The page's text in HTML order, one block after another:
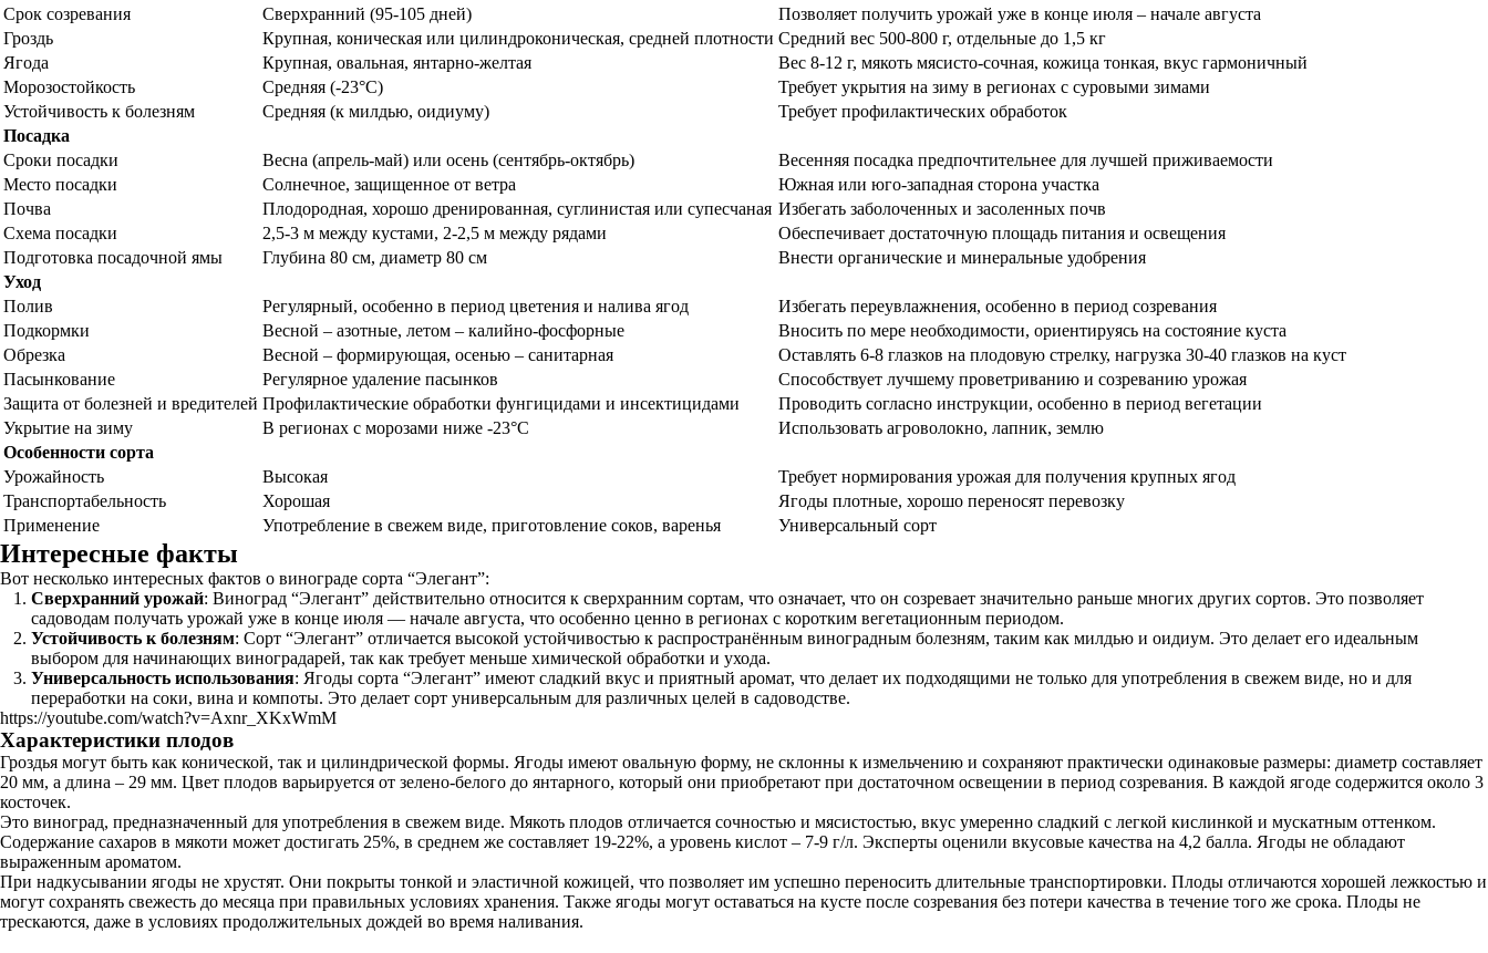
Срок созревания
Сверхранний (95-105 дней)
Позволяет получить урожай уже в конце июля – начале августа
Гроздь
Крупная, коническая или цилиндроконическая, средней плотности Средний вес 500-800 г, отдельные до 1,5 кг
Ягода
Крупная, овальная, янтарно-желтая
Вес 8-12 г, мякоть мясисто-сочная, кожица тонкая, вкус гармоничный
Морозостойкость
Средняя (-23°C)
Требует укрытия на зиму в регионах с суровыми зимами
Устойчивость к болезням
Средняя (к милдью, оидиуму)
Требует профилактических обработок
Посадка
Сроки посадки
Весна (апрель-май) или осень (сентябрь-октябрь)
Весенняя посадка предпочтительнее для лучшей приживаемости
Место посадки
Солнечное, защищенное от ветра
Южная или юго-западная сторона участка
Почва
Плодородная, хорошо дренированная, суглинистая или супесчаная Избегать заболоченных и засоленных почв
Схема посадки
2,5-3 м между кустами, 2-2,5 м между рядами
Обеспечивает достаточную площадь питания и освещения
Подготовка посадочной ямы
Глубина 80 см, диаметр 80 см
Внести органические и минеральные удобрения
Уход
Полив
Регулярный, особенно в период цветения и налива ягод
Избегать переувлажнения, особенно в период созревания
Подкормки
Весной – азотные, летом – калийно-фосфорные
Вносить по мере необходимости, ориентируясь на состояние куста
Обрезка
Весной – формирующая, осенью – санитарная
Оставлять 6-8 глазков на плодовую стрелку, нагрузка 30-40 глазков на куст
Пасынкование
Регулярное удаление пасынков
Способствует лучшему проветриванию и созреванию урожая
Защита от болезней и вредителей Профилактические обработки фунгицидами и инсектицидами
Проводить согласно инструкции, особенно в период вегетации
Укрытие на зиму
В регионах с морозами ниже -23°C
Использовать агроволокно, лапник, землю
Особенности сорта
Урожайность
Высокая
Требует нормирования урожая для получения крупных ягод
Транспортабельность
Хорошая
Ягоды плотные, хорошо переносят перевозку
Применение
Употребление в свежем виде, приготовление соков, варенья Универсальный сорт
Интересные факты
Вот несколько интересных фактов о винограде сорта “Элегант”:
Сверхранний урожай: Виноград “Элегант” действительно относится к сверхранним сортам, что означает, что он созревает значительно раньше многих других сортов. Это позволяет
садоводам получать урожай уже в конце июля — начале августа, что особенно ценно в регионах с коротким вегетационным периодом.
Устойчивость к болезням: Сорт “Элегант” отличается высокой устойчивостью к распространённым виноградным болезням, таким как милдью и оидиум. Это делает его идеальным
выбором для начинающих виноградарей, так как требует меньше химической обработки и ухода.
Универсальность использования: Ягоды сорта “Элегант” имеют сладкий вкус и приятный аромат, что делает их подходящими не только для употребления в свежем виде, но и для
переработки на соки, вина и компоты. Это делает сорт универсальным для различных целей в садоводстве.
https://youtube.com/watch?v=Axnr_XKxWmM
Характеристики плодов
Гроздья могут быть как конической, так и цилиндрической формы. Ягоды имеют овальную форму, не склонны к измельчению и сохраняют практически одинаковые размеры: диаметр составляет
20 мм, а длина – 29 мм. Цвет плодов варьируется от зелено-белого до янтарного, который они приобретают при достаточном освещении в период созревания. В каждой ягоде содержится около 3
косточек.
Это виноград, предназначенный для употребления в свежем виде. Мякоть плодов отличается сочностью и мясистостью, вкус умеренно сладкий с легкой кислинкой и мускатным оттенком.
Содержание сахаров в мякоти может достигать 25%, в среднем же составляет 19-22%, а уровень кислот – 7-9 г/л. Эксперты оценили вкусовые качества на 4,2 балла. Ягоды не обладают
выраженным ароматом.
При надкусывании ягоды не хрустят. Они покрыты тонкой и эластичной кожицей, что позволяет им успешно переносить длительные транспортировки. Плоды отличаются хорошей лежкостью и
могут сохранять свежесть до месяца при правильных условиях хранения. Также ягоды могут оставаться на кусте после созревания без потери качества в течение того же срока. Плоды не
трескаются, даже в условиях продолжительных дождей во время наливания.